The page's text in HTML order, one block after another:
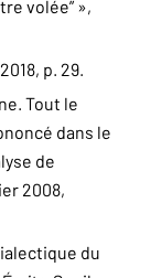
volée” »,
p. 29.
Tout le
dans le
de
2008,
du